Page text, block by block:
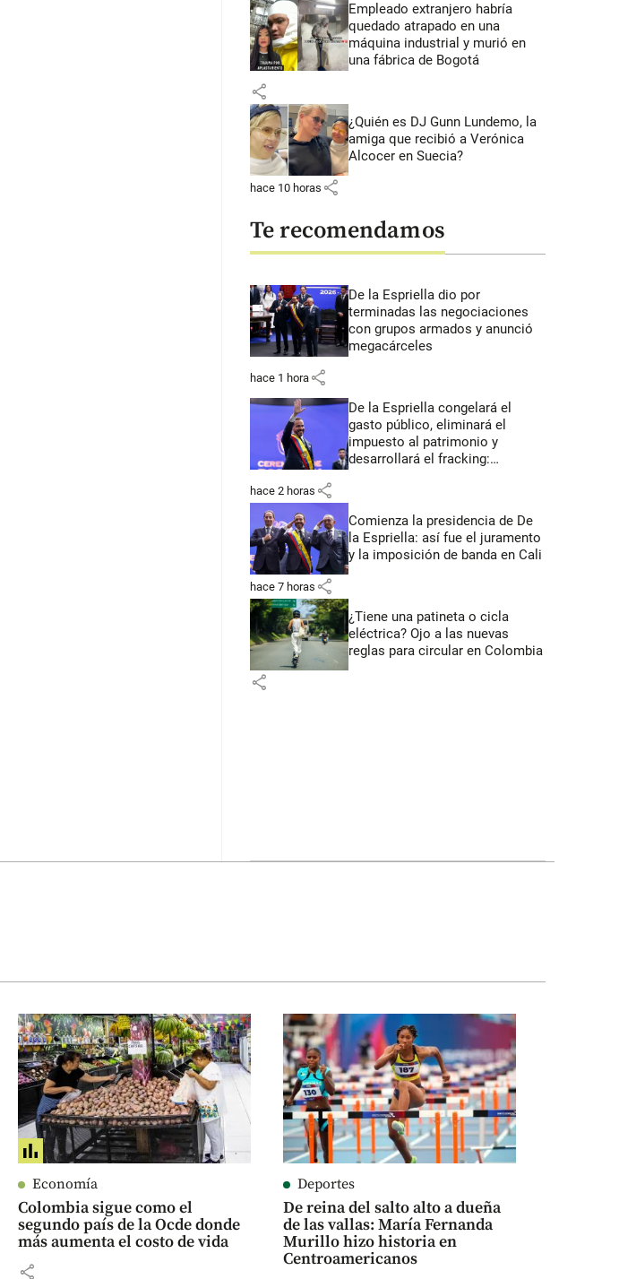
Empleado extranjero habría
quedado atrapado en una
máquina industrial y murió en
una fábrica de Bogotá
share
¿Quién es DJ Gunn Lundemo, la
amiga que recibió a Verónica
Alcocer en Suecia?
hace 10 horas share
Te recomendamos
De la Espriella dio por
terminadas las negociaciones
con grupos armados y anunció
megacárceles
hace 1 hora share
De la Espriella congelará el
gasto público, eliminará el
impuesto al patrimonio y
desarrollará el fracking:
hace 2 horas share
Comienza la presidencia de De
la Espriella: así fue el juramento
y la imposición de banda en Cali
hace 7 horas share
¿Tiene una patineta o cicla
eléctrica? Ojo a las nuevas
reglas para circular en Colombia
share
Economía
Colombia sigue como el
segundo país de la Ocde donde
más aumenta el costo de vida
share
Deportes
De reina del salto alto a dueña
de las vallas: María Fernanda
Murillo hizo historia en
Centroamericanos